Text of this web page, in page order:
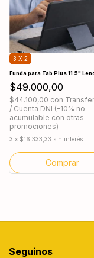
3 X 2
Funda para Tab Plus 11.5"
$49.000,00
$44.100,00 con
/ Cuenta DNI (-10% no
acumulable con otras
promociones)
3 x $16.333,33 sin interés
Comprar
Seguinos